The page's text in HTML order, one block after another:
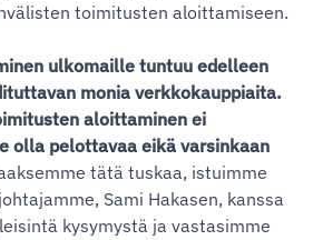
toimitusten aloittamiseen.
ulkomaille tuntuu edelleen
monia verkkokauppiaita.
aloittaminen ei
olla pelottavaa eikä varsinkaan
tätä tuskaa, istuimme
Sami Hakasen, kanssa
kysymystä ja vastasimme